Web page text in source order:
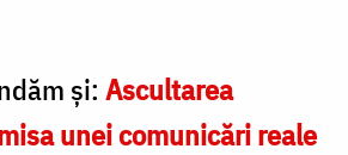
și: Ascultarea
unei comunicări reale